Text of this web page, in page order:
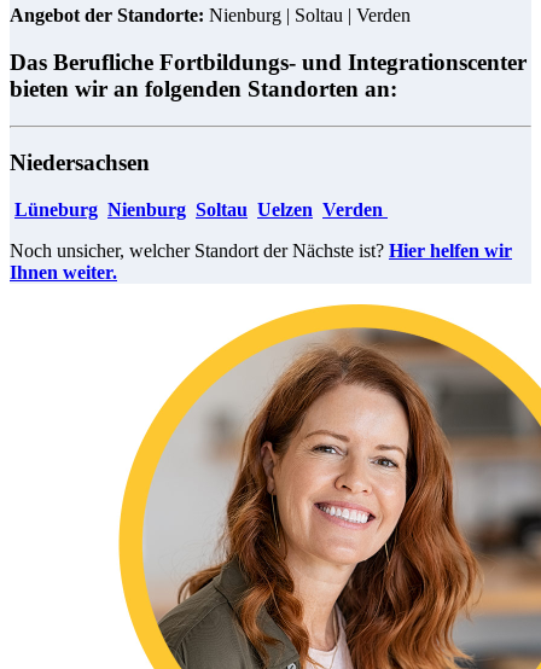
Angebot der Standorte: Nienburg | Soltau | Verden
Das Berufliche Fortbildungs- und Integrationscenter
bieten wir an folgenden Standorten an:
Niedersachsen
Lüneburg Nienburg Soltau Uelzen Verden
Noch unsicher, welcher Standort der Nächste ist? Hier helfen wir
Ihnen weiter.